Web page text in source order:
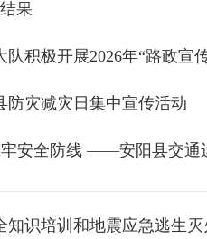
果
积极开展2026年“路政宣
防灾减灾日集中宣传活动
识培训和地震应急逃生灭